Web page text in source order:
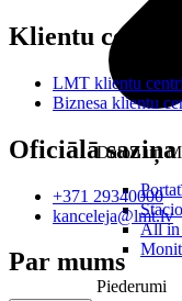
Datori un
All in
Piederumi
Klientu centri
LMT klientu centri
Biznesa klientu
Oficiālā saziņa
+371 29340000
kanceleja@lmt.lv
Par mums